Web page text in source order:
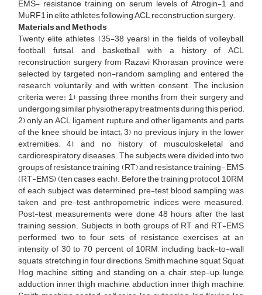
EMS- resistance training on serum levels of Atrogin-1 and
MuRF1 in elite athletes following ACL reconstruction surgery.
Materials and Methods
Twenty elite athletes (35-38 years) in the fields of volleyball,
football, futsal, and basketball with a history of ACL
reconstruction surgery from Razavi Khorasan province were
selected by targeted non-random sampling and entered the
research voluntarily and with written consent. The inclusion
criteria were: 1) passing three months from their surgery and
undergoing similar physiotherapy treatments during this period;
2) only an ACL ligament rupture and other ligaments and parts
of the knee should be intact; 3) no previous injury in the lower
extremities; 4) and no history of musculoskeletal and
cardiorespiratory diseases. The subjects were divided into two
groups of resistance training (RT) and resistance training- EMS
(RT-EMS) (ten cases each). Before the training protocol, 10RM
of each subject was determined, pre-test blood sampling was
taken, and pre-test anthropometric indices were measured.
Post-test measurements were done 48 hours after the last
training session. Subjects in both groups of RT and RT-EMS
performed two to four sets of resistance exercises at an
intensity of 30 to 70 percent of 10RM, including back-to-wall
squats, stretching in four directions, Smith machine squat, Squat
Hog machine, sitting and standing on a chair, step-up, lunge,
adduction inner thigh machine, abduction inner thigh machine,